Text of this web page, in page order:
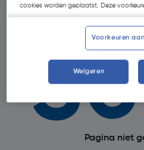
Pagina niet
cookies worden geplaatst. Deze
Voorkeuren
Weigeren